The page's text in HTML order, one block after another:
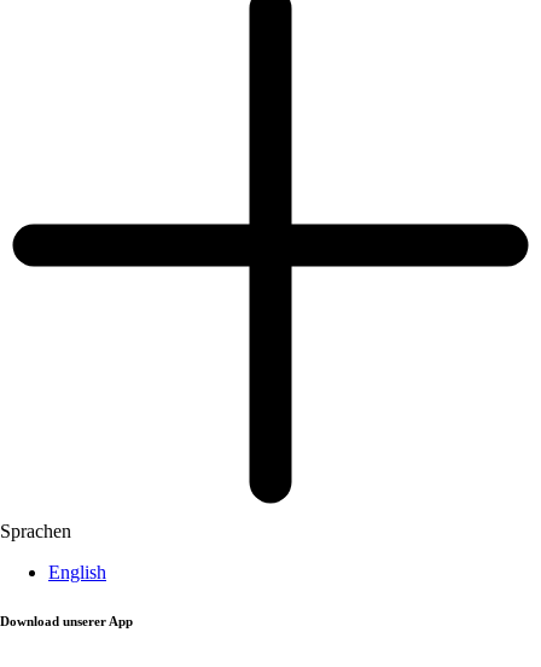
Sprachen
English
Download unserer App